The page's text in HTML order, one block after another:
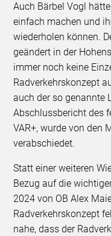
Auch Bärbel Vogl
einfach machen und
wiederholen können.
geändert in der
immer noch keine
Radverkehrskonzept
auch der so genannte
Abschlussbericht des
VAR+, wurde von den
verabschiedet.
Statt einer weiteren
Bezug auf die
2024 von OB Alex
Radverkehrskonzept
nahe, dass der